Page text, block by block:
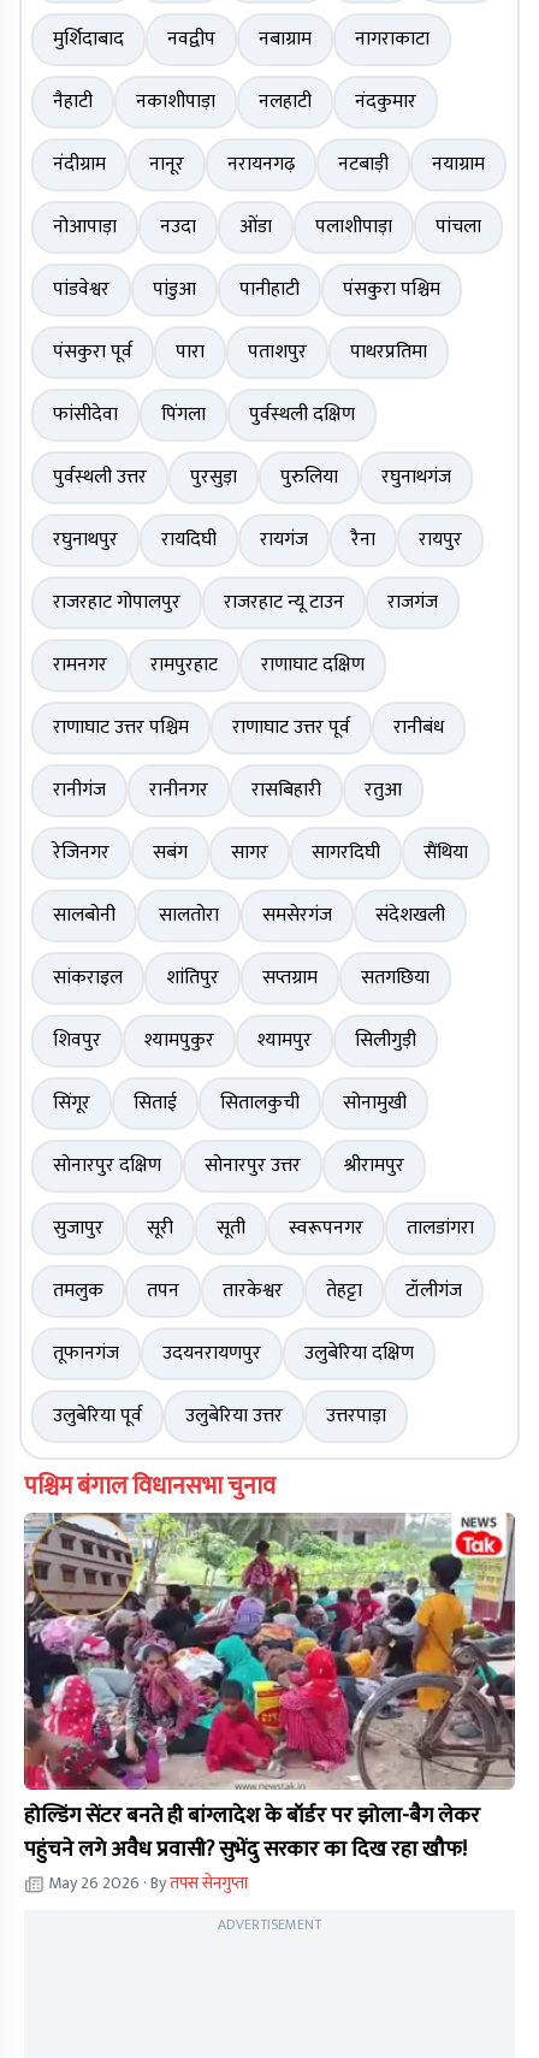
मुर्शिदाबाद नवद्वीप नबाग्राम
नागराकाटा
नैहाटी
नकाशीपाड़ा नलहाटी
नंदकुमार
नंदीग्राम
नानूर नरायनगढ़ नटबाड़ी
नयाग्राम
नोआपाड़ा
नउदा ओंडा पलाशीपाड़ा
पांचला
पांडवेश्वर
पांडुआ पानीहाटी
पंसकुरा पश्चिम
पंसकुरा पूर्व
पारा पताशपुर
पाथरप्रतिमा
फांसीदेवा
पिंगला
पुर्वस्थली दक्षिण
पुर्वस्थली उत्तर
पुरसुड़ा पुरुलिया
रघुनाथगंज
रघुनाथपुर
रायदिघी रायगंज रैना
रायपुर
राजरहाट गोपालपुर
राजरहाट न्यू टाउन
राजगंज
रामनगर
रामपुरहाट
राणाघाट दक्षिण
राणाघाट उत्तर पश्चिम
राणाघाट उत्तर पूर्व
रानीबंध
रानीगंज
रानीनगर रासबिहारी
रतुआ
रेजिनगर
सबंग सागर सागरदिघी
सैंथिया
सालबोनी
सालतोरा समसेरगंज
संदेशखली
सांकराइल
शांतिपुर सप्तग्राम
सतगछिया
शिवपुर
श्यामपुकुर श्यामपुर
सिलीगुड़ी
सिंगूर
सिताई सितालकुची
सोनामुखी
सोनारपुर दक्षिण
सोनारपुर उत्तर
श्रीरामपुर
सुजापुर
सूरी सूती स्वरूपनगर
तालडांगरा
तमलुक
तपन तारकेश्वर तेहट्टा
टॉलीगंज
तूफानगंज
उदयनरायणपुर
उलुबेरिया दक्षिण
उलुबेरिया पूर्व
उलुबेरिया उत्तर उत्तरपाड़ा
पश्चिम बंगाल विधानसभा चुनाव
होल्डिंग सेंटर बनते ही बांग्लादेश के बॉर्डर पर झोला-बैग लेकर
पहुंचने लगे अवैध प्रवासी? सुभेंदु सरकार का दिख रहा खौफ!
May 26 2026 · Byतपस सेनगुप्ता
ADVERTISEMENT